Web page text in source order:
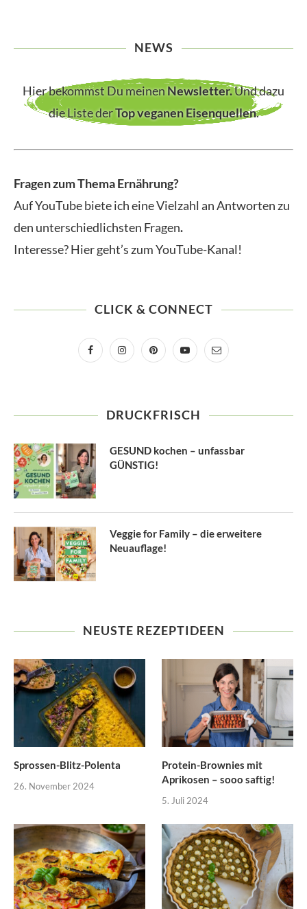
NEWS
Hier bekommst Du meinenNewsletter.Und dazu
die Liste derTop veganen Eisenquellen.
Fragen zum Thema Ernährung?
Auf YouTube biete ich eine Vielzahl an Antworten zu
den unterschiedlichsten Fragen.
Interesse? Hier geht’s zum YouTube-Kanal!
CLICK & CONNECT
DRUCKFRISCH
GESUND kochen – unfassbar
GÜNSTIG!
Veggie for Family – die erweitere
Neuauflage!
NEUSTE REZEPTIDEEN
Sprossen-Blitz-Polenta
26. November 2024
Protein-Brownies mit
Aprikosen – sooo saftig!
5. Juli 2024